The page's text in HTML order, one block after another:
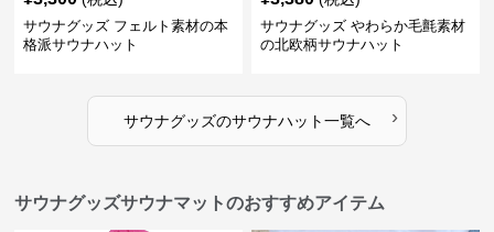
サウナグッズ フェルト素材の本
格派サウナハット
サウナグッズ やわらか毛氈素材
の北欧柄サウナハット
サウナグッズのサウナハット一覧へ ›
サウナグッズサウナマットのおすすめアイテム